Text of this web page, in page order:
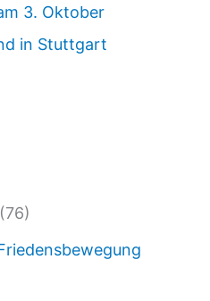
:
E
T
O
3. Oktober
in Stuttgart
(76)